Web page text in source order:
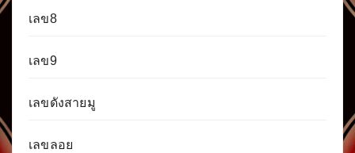
เลข8
เลข9
เลขดังสายมู
เลขลอย